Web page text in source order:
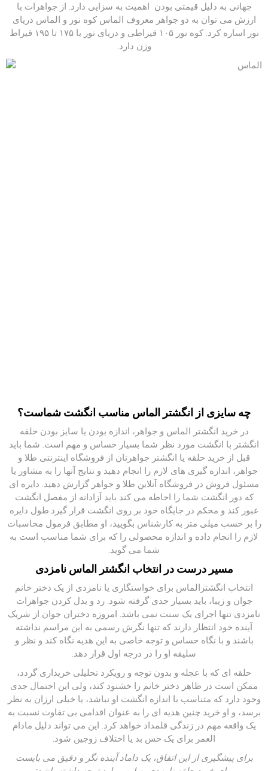
جهانی به دلیل قیمتی بودن اهمیت به سزایی دارد. از جواهرات با
ارزش می توان به دو جواهر معروف الماس کوه نور و الماس دریای
نور اساره کرد. کوه نور ۱۰۵ قیراطی و دریای نور با ۱۷۵ تا ۱۹۵ قیراط
وزن دارد.
چه سایزی از انگشتر الماس مناسب انگشت شماست؟
در خرید انگشتر الماس و جواهر، اندازه بودن یا سایز بودن حلقه
انگشتر با انگشت مورد نظر شما بسیار حساس و مهم است. شما باید
قبل از خرید حلقه یا انگشتر جواهرتان از فروشگاه اینترنتی طلا و
جواهر، اندازه گیری های لازم را انجام دهید و نتایج آنها را به مشاور یا
مسئول فروش در فروشگاه آنلاین طلا و جواهر گزارش دهید. دایره ای
که دور انگشت شما را احاطه می کند باید آزادانه از مفصل انگشت
عبور کند و محکم در جایگاه خود بر روی انگشت قرار گیرد.طول دایره
را بر حسب میلی متر به کارشناس بگویید، او مطابق فرمول محاسبات
لازم را انجام داده و اندازه محصولی را که برای شما مناسب است به
شما می گوید.
مسیر درست در انتخاب انگشتر الماس نامزدی
انتخاب انگشترالماس برای خواستگاری یا نامزدی از یک دختر خانم
جوان و زیبا، باید بسیار جدی گرفته شود. رد و بدل کردن جواهرات
نامزدی تنها اجرای یک سنت نمی باشد. امروزه دختران جوان از شریک
آینده خود انتظار دارند که تنها نگرش رسمی به این مراسم نداشته
باشند و با نگاه حساس و توجه خاصی به این هدیه نگاه کند و نظر و
سلیقه او را در درجه اول قرار دهد.
حلقه ای که با عجله و بدون توجه و رویکرد تحلیلی خریداری گردد،
ممکن است در ظاهر دختر خانم را خشنود کند، ولی این احتمال جدی
وجود دارد که متناسب با اندازه انگشت او نباشد، یا خیلی ارزان به نظر
برسد، و او خرید چنین هدیه ای را به عنوان اقدامی بی تفاوت نسبت به
یک واقعه مهم در زندگی قلمداد خواهد کرد. این می تواند دلیل مادام
العمر برای یک حس بد یا اختلاف زوجین شود.
برای پیشگیری از این اتفاق، یک داماد آینده نگر و دقیق می بایست